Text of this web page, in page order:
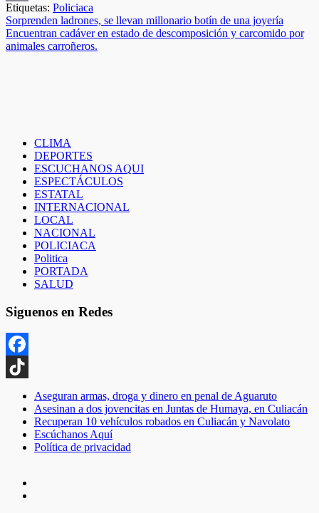
Email
Etiquetas: Policiaca
Navegación
de
Sorprenden ladrones, se llevan millonario botín de una joyería
Encuentran cadáver en estado de descomposición y carcomido por
animales carroñeros.
CLIMA
DEPORTES
ESCUCHANOS AQUI
ESPECTÁCULOS
ESTATAL
INTERNACIONAL
LOCAL
NACIONAL
POLICIACA
Politica
PORTADA
SALUD
Siguenos en Redes
Facebook
TikTok
Aseguran armas, droga y dinero en penal de Aguaruto
Asesinan a dos jovencitas en Juntas de Humaya, en Culiacán
Recuperan 10 vehículos robados en Culiacán y Navolato
Escúchanos Aquí
Política de privacidad